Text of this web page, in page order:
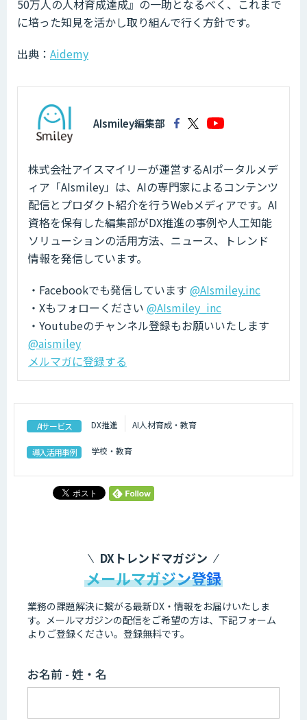
50万人の人材育成達成』の一助となるべく、これまで
に培った知見を活かし取り組んで行く方針です。
出典： Aidemy
AIsmiley編集部
株式会社アイスマイリーが運営するAIポータルメデ
ィア「AIsmiley」は、AIの専門家によるコンテンツ
配信とプロダクト紹介を行うWebメディアです。AI
資格を保有した編集部がDX推進の事例や人工知能
ソリューションの活用方法、ニュース、トレンド
情報を発信しています。
・Facebookでも発信しています @AIsmiley.inc
・Xもフォローください @AIsmiley_inc
・Youtubeのチャンネル登録もお願いいたします
@aismiley
メルマガに登録する
AIサービス DX推進 AI人材育成・教育
導入活用事例 学校・教育
DXトレンドマガジン
メールマガジン登録
業務の課題解決に繋がる最新DX・情報をお届けいたしま
す。 メールマガジンの配信をご希望の方は、下記フォーム
よりご登録ください。登録無料です。
お名前 - 姓・名